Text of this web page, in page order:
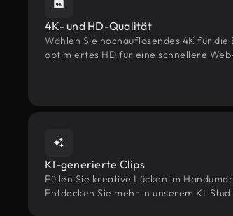
4K- und HD-Qualität
Wählen Sie hochauflösendes 4K für
optimiertes HD für eine schnellere
KI-generierte Clips
Füllen Sie kreative Lücken im
Entdecken Sie mehr in unserem KI-